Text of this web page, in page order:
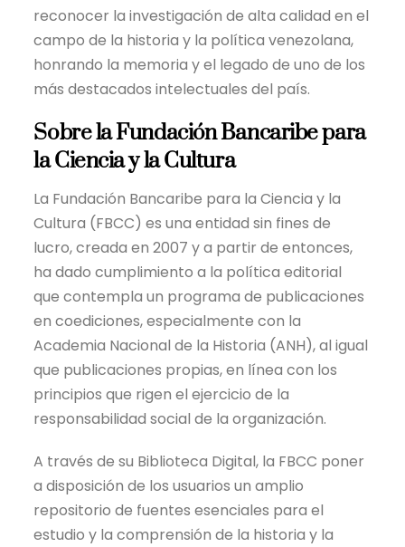
reconocer la investigación de alta calidad en el
campo de la historia y la política venezolana,
honrando la memoria y el legado de uno de los
más destacados intelectuales del país.
Sobre la Fundación Bancaribe para
la Ciencia y la Cultura
La Fundación Bancaribe para la Ciencia y la
Cultura (FBCC) es una entidad sin fines de
lucro, creada en 2007 y a partir de entonces,
ha dado cumplimiento a la política editorial
que contempla un programa de publicaciones
en coediciones, especialmente con la
Academia Nacional de la Historia (ANH), al igual
que publicaciones propias, en línea con los
principios que rigen el ejercicio de la
responsabilidad social de la organización.
A través de su Biblioteca Digital, la FBCC poner
a disposición de los usuarios un amplio
repositorio de fuentes esenciales para el
estudio y la comprensión de la historia y la